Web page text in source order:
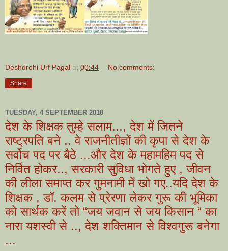
Deshdrohi Urf Pagal at 00:44 No comments:
Share
TUESDAY, 4 SEPTEMBER 2018
देश के शिक्षक तुम्हे सलाम..., देश में जितने
राष्ट्रपति बने .. वे राजनीतीज्ञों की कृपा से देश के
सर्वोच पद पर बैठे ...और देश के महामहिम पद से
निर्वित होकर.., सरकारी सुविधा भोगते हुए , जीवन
की लीला समाप्त कर गुमनामी में खो गए..यदि देश के
शिक्षक , डॉ. कलम से प्रेरणा लेकर गुरू की भूमिका
को सार्थक करें तो “जय जवान से जय किसान “ का
नारा यशस्वी से .., देश शक्तिमान से विश्वगुरू बनेगा
...